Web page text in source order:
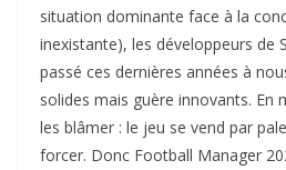
situation dominante face à la
inexistante), les développeurs de
passé ces dernières années à
solides mais guère innovants.
les blâmer : le jeu se vend par
forcer. Donc Football Manager